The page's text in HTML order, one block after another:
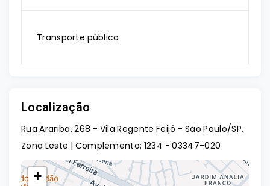
Transporte público
Localização
Rua Arariba, 268 - Vila Regente Feijó - São Paulo/SP,
Zona Leste | Complemento: 1234 - 03347-020
+